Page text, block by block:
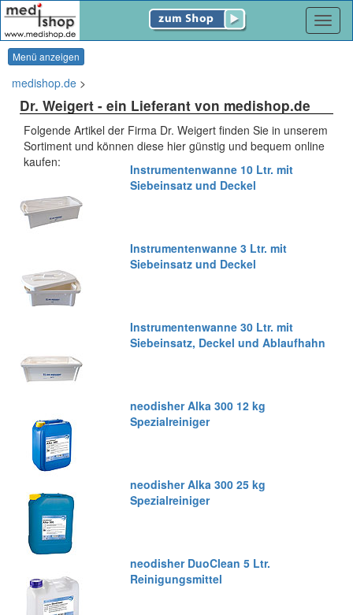
Menü anzeigen
medishop.de >
Dr. Weigert - ein Lieferant von medishop.de
Folgende Artikel der Firma Dr. Weigert finden Sie in unserem
Sortiment und können diese hier günstig und bequem online
kaufen:
Instrumentenwanne 10 Ltr. mit
Siebeinsatz und Deckel
Instrumentenwanne 3 Ltr. mit
Siebeinsatz und Deckel
Instrumentenwanne 30 Ltr. mit
Siebeinsatz, Deckel und Ablaufhahn
neodisher Alka 300 12 kg
Spezialreiniger
neodisher Alka 300 25 kg
Spezialreiniger
neodisher DuoClean 5 Ltr.
Reinigungsmittel